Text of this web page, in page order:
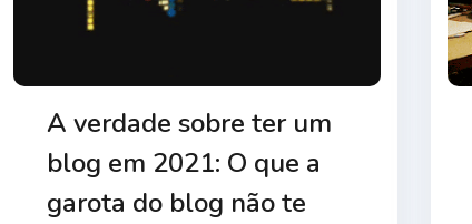
A verdade sobre ter um
blog em 2021: O que a
garota do blog não te